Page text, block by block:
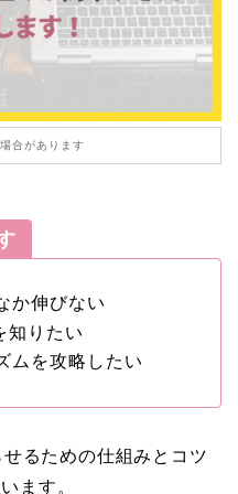
合があります
か伸びない
知りたい
ムを攻略したい
るための仕組みとコツ
ます。